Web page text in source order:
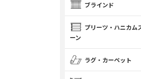
ブラインド
プリーツ・ハニカム
ーン
ラグ・カーペット